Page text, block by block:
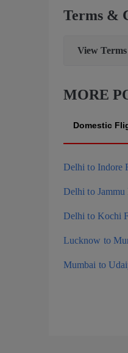
Terms &
View
MORE
Domestic
Delhi to Indore
Delhi to Jammu
Delhi to Kochi
Lucknow to
Mumbai to